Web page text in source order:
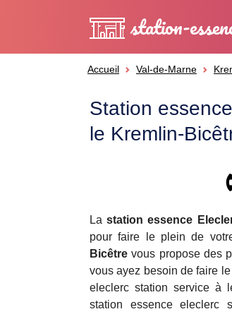
station-
Accueil Val-de-Marne
Station
le Kremlin-
Lastation essence
pour faire le plein de
Bicêtre vous propose des
vous ayez besoin de faire
eleclerc station service à
station essence eleclerc